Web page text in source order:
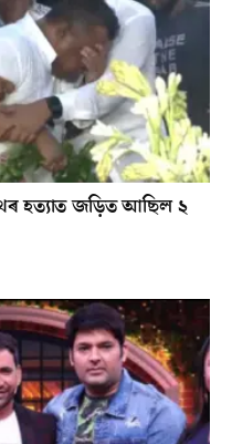
হত্যাত জড়িত আছিল ২